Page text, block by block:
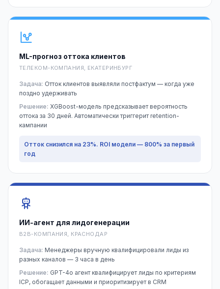
ML-прогноз оттока клиентов
ТЕЛЕКОМ-КОМПАНИЯ, ЕКАТЕРИНБУРГ
Задача: Отток клиентов выявляли постфактум — когда уже
поздно удерживать
Решение: XGBoost-модель предсказывает вероятность
оттока за 30 дней. Автоматически триггерит retention-
кампании
Отток снизился на 23%. ROI модели — 800% за первый
год
ИИ-агент для лидогенерации
B2B-КОМПАНИЯ, КРАСНОДАР
Задача: Менеджеры вручную квалифицировали лиды из
разных каналов — 3 часа в день
Решение: GPT-4o агент квалифицирует лиды по критериям
ICP, обогащает данными и приоритизирует в CRM